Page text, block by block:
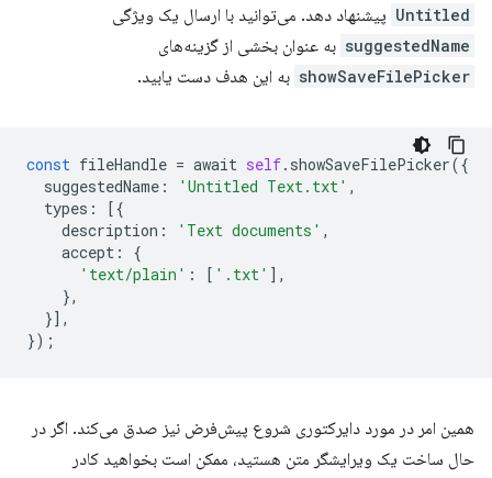
Untitled پیشنهاد دهد. می‌توانید با ارسال یک ویژگی
suggestedName به عنوان بخشی از گزینه‌های
showSaveFilePicker به این هدف دست یابید.
const fileHandle = await self. showSaveFilePicker({
suggestedName : 'Untitled Text.txt' ,
types :
[{
description : 'Text documents' ,
accept :
{
'text/plain' : [ '.txt' ],
},
}],
});
همین امر در مورد دایرکتوری شروع پیش‌فرض نیز صدق می‌کند. اگر در
حال ساخت یک ویرایشگر متن هستید، ممکن است بخواهید کادر